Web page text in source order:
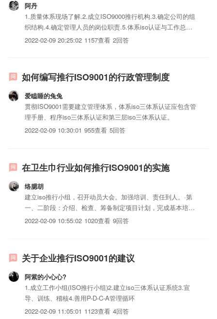
阿丹
1.质量体系现场了解.2.成立ISO9000推行机构.3.确定公司的组
织结构.4.确定管理人员的岗位职责.5.体系iso认证与工作总体
方案确定.6.确定质量体系iso三体系认证清单.编写程序iso三体
2022-02-09 20:25:02 1157查看 2回答
如何编写推行ISO9001的行政管理制度
爱瞌睡的兔兔
贯彻ISO9001需要建立管理体系，体系iso三体系认证应包含管
理手册、程序iso三体系认证和第三层iso三体系认证。
2022-02-09 10:30:01 955查看 5回答
在卫生巾行业如何推行ISO9001的实施
络腮胡
建立iso推行小组，召开动员大会。加强培训、责任到人。·第
一、二阶段：介绍、检查、筹备制定项目计划，完成基本培
训）0.5个月·第三阶段：编制、完善及贯彻公司运作程序（编
2022-02-09 10:55:02 1020查看 9回答
关于企业推行ISO9001的建议
阿紫的小心心?
1.成立工作小组(ISO推行小组)2.建立iso三体系认证系统3.宣
导、训练、稽核4.善用P-D-C-A管理循环
2022-02-09 11:05:01 1123查看 4回答